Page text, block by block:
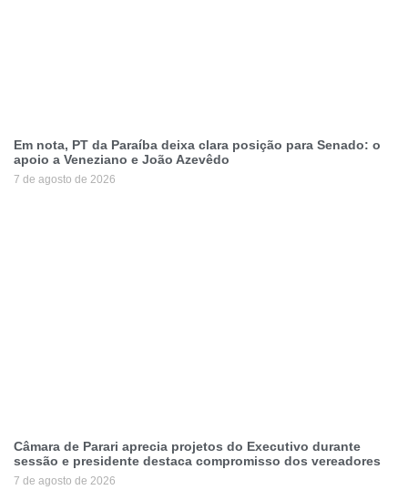
Em nota, PT da Paraíba deixa clara posição para Senado: o
apoio a Veneziano e João Azevêdo
7 de agosto de 2026
Câmara de Parari aprecia projetos do Executivo durante
sessão e presidente destaca compromisso dos vereadores
7 de agosto de 2026